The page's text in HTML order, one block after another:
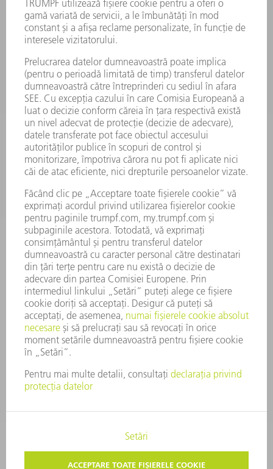
ABONARE LA NEWSLETTER
FIȘE TEHNICE DE SECURITATE
PRODUSE
MAȘINI & SISTEME
LASER
ELECTRONICĂ DE PUTERE
UNELTE ELECTRICE
SMART FACTORY
SOFTWARE
SERVICII
APLICAȚII
DOMENII DE ACTIVITATE
COMPANIE
CARIERĂ
OFERTE DE LOCURI DE MUNCĂ
PROFILUL COMPANIEI
COMITET EXECUTIV
RAPORT DE AFACERI
PRINCIPII DE BAZĂ ALE COMPANIEI
CONFORMITATE
SISTEMUL AVERTIZORILOR DE INTEGRITATE
SECURITATE
COMUNICATE DE PRESĂ
REVISTE
SUSTENABILITATE
MEDIU ȘI CLIMĂ
ASPECTE SOCIALE ȘI DE ÎNTREPRINDERE
GUVERNANȚA CORPORATIVĂ
PROTECȚIA DATELOR
SETĂRI PRIVIND SFERA PRIVATĂ